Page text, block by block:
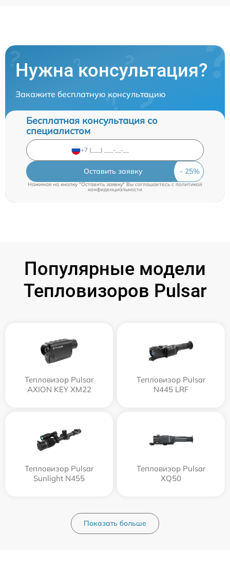
Нужна консультация?
Закажите бесплатную консультацию
Бесплатная консультация со
специалистом
Оставить заявку
Нажимая на кнопку "Оставить заявку" Вы соглашаетесь cполитикой
конфиденциальности
Популярные модели
Тепловизоров Pulsar
Тепловизор Pulsar
AXION KEY XM22
Тепловизор Pulsar
N445 LRF
Тепловизор Pulsar
Sunlight N455
Тепловизор Pulsar
XQ50
Показать больше